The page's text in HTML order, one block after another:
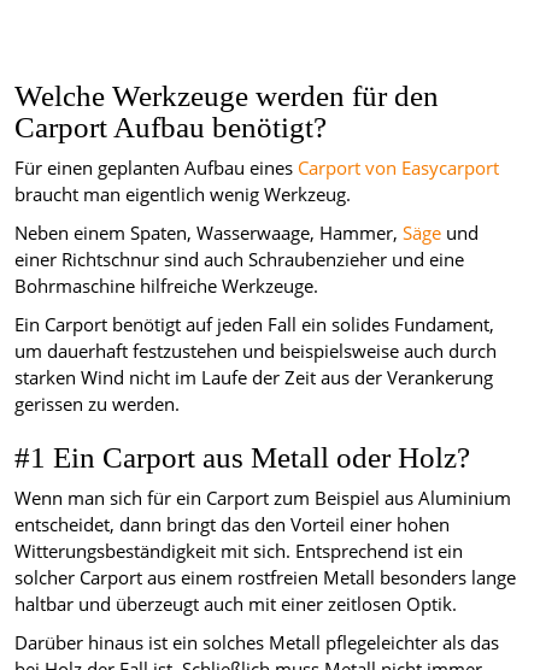
Welche Werkzeuge werden für den
Carport Aufbau benötigt?
Für einen geplanten Aufbau eines Carport von Easycarport
braucht man eigentlich wenig Werkzeug.
Neben einem Spaten, Wasserwaage, Hammer, Säge und
einer Richtschnur sind auch Schraubenzieher und eine
Bohrmaschine hilfreiche Werkzeuge.
Ein Carport benötigt auf jeden Fall ein solides Fundament,
um dauerhaft festzustehen und beispielsweise auch durch
starken Wind nicht im Laufe der Zeit aus der Verankerung
gerissen zu werden.
#1 Ein Carport aus Metall oder Holz?
Wenn man sich für ein Carport zum Beispiel aus Aluminium
entscheidet, dann bringt das den Vorteil einer hohen
Witterungsbeständigkeit mit sich. Entsprechend ist ein
solcher Carport aus einem rostfreien Metall besonders lange
haltbar und überzeugt auch mit einer zeitlosen Optik.
Darüber hinaus ist ein solches Metall pflegeleichter als das